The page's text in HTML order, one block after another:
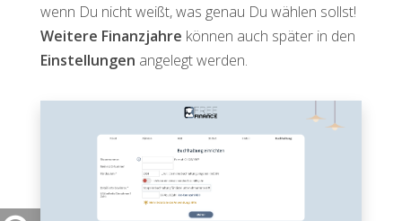
wenn Du nicht weißt, was genau Du wählen sollst!
Weitere Finanzjahre können auch später in den
Einstellungen angelegt werden.